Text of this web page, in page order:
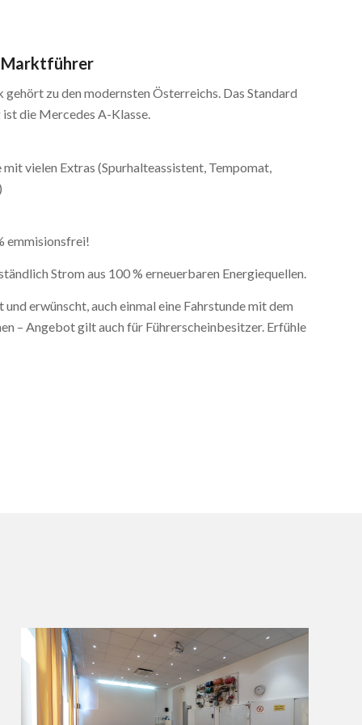
zu den modernsten Österreichs. Das Standard
die Mercedes A-Klasse.
vielen Extras (Spurhalteassistent, Tempomat,
emmisionsfrei!
Strom aus 100 % erneuerbaren Energiequellen.
erwünscht, auch einmal eine Fahrstunde mit dem
– Angebot gilt auch für Führerscheinbesitzer. Erfühle